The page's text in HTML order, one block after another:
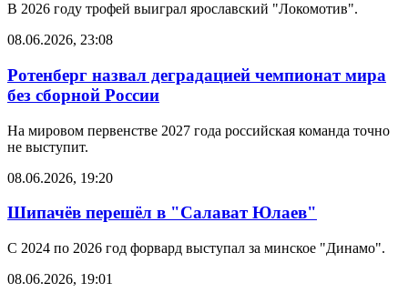
В 2026 году трофей выиграл ярославский "Локомотив".
08.06.2026, 23:08
Ротенберг назвал деградацией чемпионат мира
без сборной России
На мировом первенстве 2027 года российская команда точно
не выступит.
08.06.2026, 19:20
Шипачёв перешёл в "Салават Юлаев"
С 2024 по 2026 год форвард выступал за минское "Динамо".
08.06.2026, 19:01